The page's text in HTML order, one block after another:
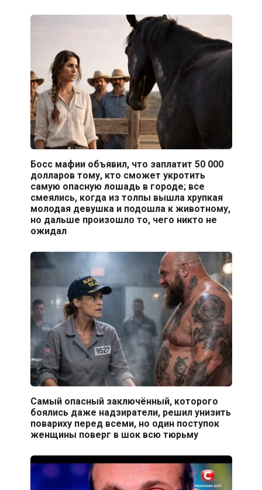
Босс мафии объявил, что заплатит 50 000
долларов тому, кто сможет укротить
самую опасную лошадь в городе; все
смеялись, когда из толпы вышла хрупкая
молодая девушка и подошла к животному,
но дальше произошло то, чего никто не
ожидал
Самый опасный заключённый, которого
боялись даже надзиратели, решил унизить
повариху перед всеми, но один поступок
женщины поверг в шок всю тюрьму